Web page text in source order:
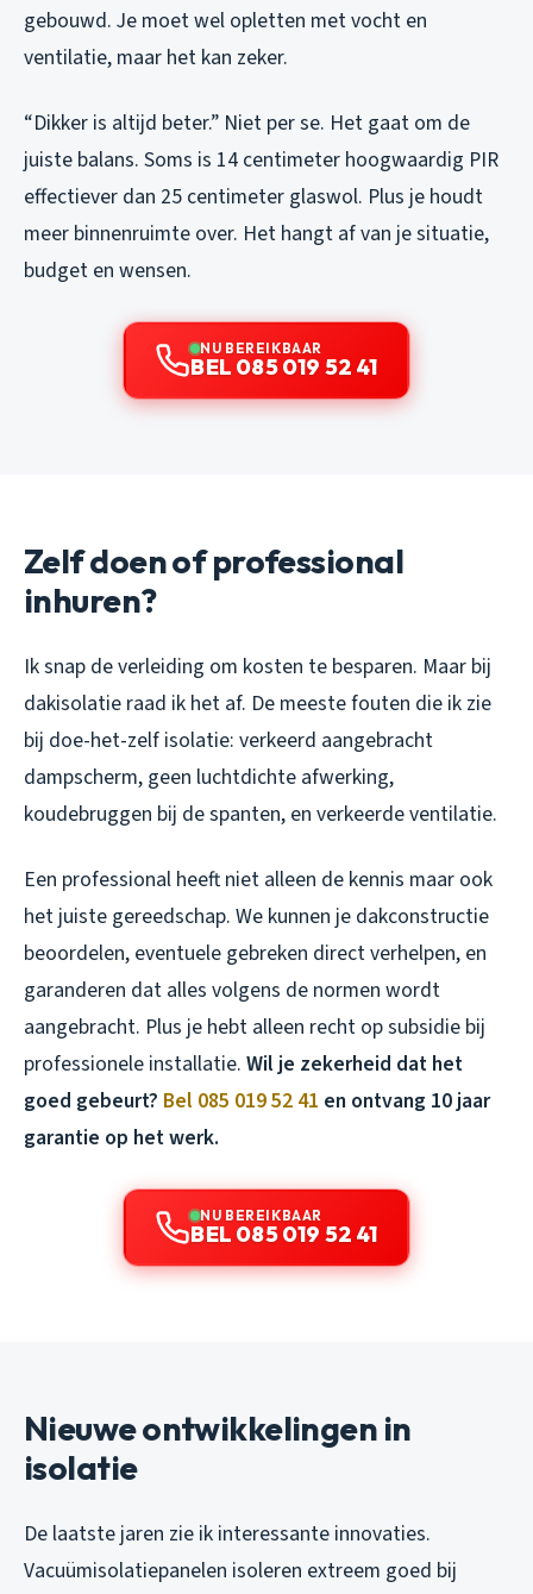
gebouwd. Je moet wel opletten met vocht en
ventilatie, maar het kan zeker.
“Dikker is altijd beter.” Niet per se. Het gaat om de
juiste balans. Soms is 14 centimeter hoogwaardig PIR
effectiever dan 25 centimeter glaswol. Plus je houdt
meer binnenruimte over. Het hangt af van je situatie,
budget en wensen.
NU BEREIKBAAR
BEL 085 019 52 41
Zelf doen of professional
inhuren?
Ik snap de verleiding om kosten te besparen. Maar bij
dakisolatie raad ik het af. De meeste fouten die ik zie
bij doe-het-zelf isolatie: verkeerd aangebracht
dampscherm, geen luchtdichte afwerking,
koudebruggen bij de spanten, en verkeerde ventilatie.
Een professional heeft niet alleen de kennis maar ook
het juiste gereedschap. We kunnen je dakconstructie
beoordelen, eventuele gebreken direct verhelpen, en
garanderen dat alles volgens de normen wordt
aangebracht. Plus je hebt alleen recht op subsidie bij
professionele installatie. Wil je zekerheid dat het
goed gebeurt? Bel 085 019 52 41 en ontvang 10 jaar
garantie op het werk.
NU BEREIKBAAR
BEL 085 019 52 41
Nieuwe ontwikkelingen in
isolatie
De laatste jaren zie ik interessante innovaties.
Vacuümisolatiepanelen isoleren extreem goed bij